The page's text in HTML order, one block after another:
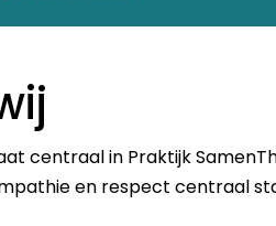
centraal in Praktijk
en respect centraal